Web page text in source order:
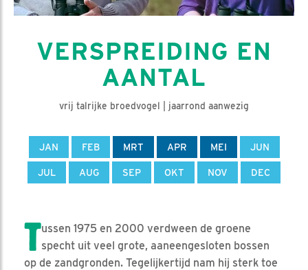
VERSPREIDING EN
AANTAL
vrij talrijke broedvogel | jaarrond aanwezig
JAN FEB MRT APR MEI JUN
JUL AUG SEP OKT NOV DEC
Tussen 1975 en 2000 verdween de groene
specht uit veel grote, aaneengesloten bossen
op de zandgronden. Tegelijkertijd nam hij sterk toe